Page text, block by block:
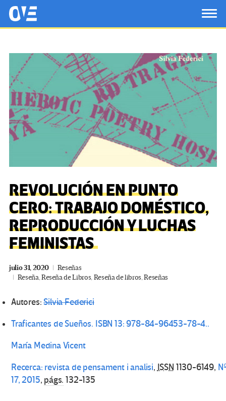
Saltar al contenido principal
OtrasVocesenEducacion.org
REVOLUCIÓN EN PUNTO
CERO: TRABAJO DOMÉSTICO,
REPRODUCCIÓN Y LUCHAS
FEMINISTAS
julio 31, 2020
Reseñas
Reseña,Reseña de Libros,Reseña de libros,Reseñas
Autores:Silvia Federici
Traficantes de Sueños. ISBN 13: 978-84-96453-78-4..
María Medina Vicent
Recerca: revista de pensament i analisi,ISSN 1130-6149,
17, 2015, págs. 132-135